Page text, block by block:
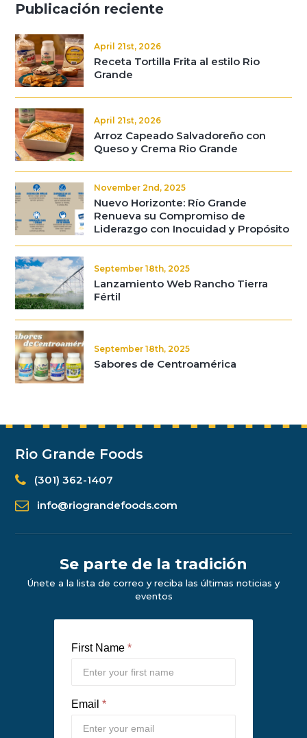
Publicación reciente
April 21st, 2026
Receta Tortilla Frita al estilo Rio
Grande
April 21st, 2026
Arroz Capeado Salvadoreño con
Queso y Crema Rio Grande
November 2nd, 2025
Nuevo Horizonte: Río Grande
Renueva su Compromiso de
Liderazgo con Inocuidad y Propósito
September 18th, 2025
Lanzamiento Web Rancho Tierra
Fértil
September 18th, 2025
Sabores de Centroamérica
Rio Grande Foods
(301) 362-1407
info@riograndefoods.com
Se parte de la tradición
Únete a la lista de correo y reciba las últimas noticias y
eventos